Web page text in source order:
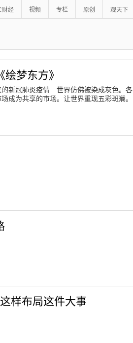
财经 视频 专栏 原创 观天下
梦东方》
的新冠肺炎疫情 世界仿佛被染成灰色。各
成为共享的市场。让世界重现五彩斑斓。
样布局这件大事